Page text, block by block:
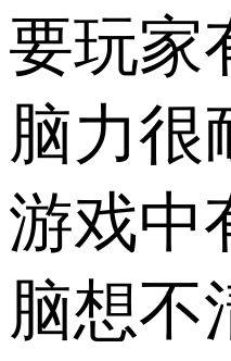
要玩家
脑力很
游戏中
脑想不